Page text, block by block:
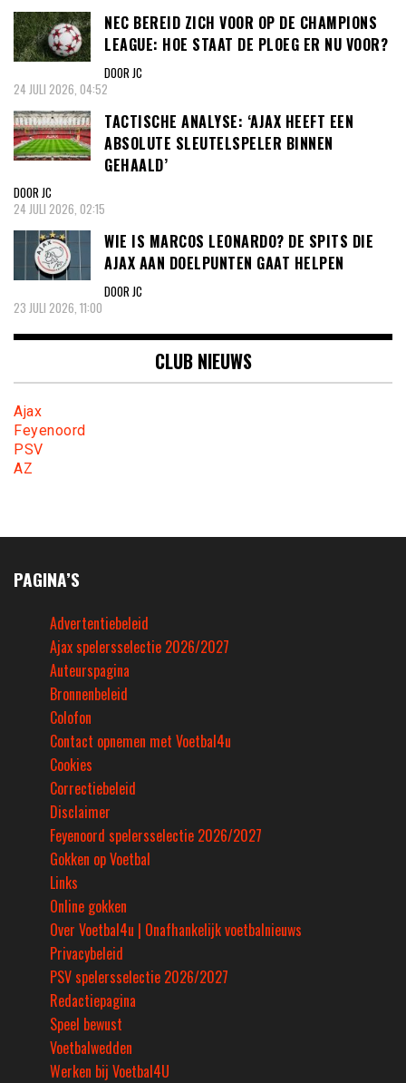
NEC BEREID ZICH VOOR OP DE CHAMPIONS
LEAGUE: HOE STAAT DE PLOEG ER NU VOOR?
DOOR JC
24 JULI 2026, 04:52
TACTISCHE ANALYSE: ‘AJAX HEEFT EEN
ABSOLUTE SLEUTELSPELER BINNEN
GEHAALD’
DOOR JC
24 JULI 2026, 02:15
WIE IS MARCOS LEONARDO? DE SPITS DIE
AJAX AAN DOELPUNTEN GAAT HELPEN
DOOR JC
23 JULI 2026, 11:00
CLUB NIEUWS
Ajax
Feyenoord
PSV
AZ
PAGINA’S
Advertentiebeleid
Ajax spelersselectie 2026/2027
Auteurspagina
Bronnenbeleid
Colofon
Contact opnemen met Voetbal4u
Cookies
Correctiebeleid
Disclaimer
Feyenoord spelersselectie 2026/2027
Gokken op Voetbal
Links
Online gokken
Over Voetbal4u | Onafhankelijk voetbalnieuws
Privacybeleid
PSV spelersselectie 2026/2027
Redactiepagina
Speel bewust
Voetbalwedden
Werken bij Voetbal4U